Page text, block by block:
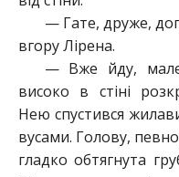
— Гате, друже,
вгору Лірена.
— Вже йду,
високо в стіні
Нею спустився
вусами. Голову,
гладко обтягнута